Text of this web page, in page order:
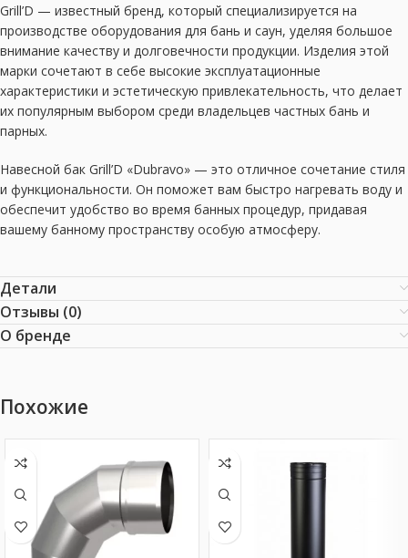
Grill’D — известный бренд, который специализируется на
производстве оборудования для бань и саун, уделяя большое
внимание качеству и долговечности продукции. Изделия этой
марки сочетают в себе высокие эксплуатационные
характеристики и эстетическую привлекательность, что делает
их популярным выбором среди владельцев частных бань и
парных.
Навесной бак Grill’D «Dubravo» — это отличное сочетание стиля
и функциональности. Он поможет вам быстро нагревать воду и
обеспечит удобство во время банных процедур, придавая
вашему банному пространству особую атмосферу.
Детали
Отзывы (0)
О бренде
Похожие